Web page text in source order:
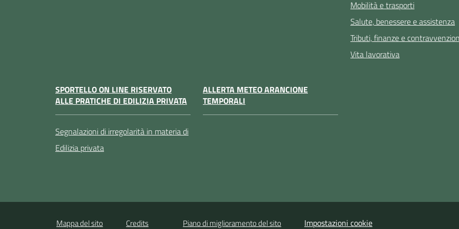
Mobilità e trasporti
Salute, benessere e assistenza
Tributi, finanze e
Vita lavorativa
SPORTELLO ON LINE RISERVATO
ALLE PRATICHE DI EDILIZIA PRIVATA
Segnalazioni di irregolarità in materia di
Edilizia privata
ALLERTA METEO ARANCIONE
TEMPORALI
Mappa del sito Credits Piano di miglioramento del sito Impostazioni cookie